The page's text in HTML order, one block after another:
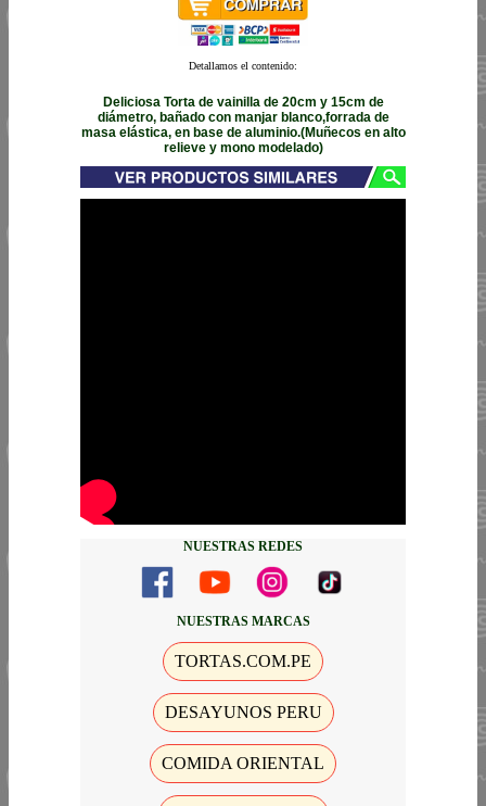
Detallamos el contenido:
Deliciosa Torta de vainilla de 20cm y 15cm de
diámetro, bañado con manjar blanco,forrada de
masa elástica, en base de aluminio.(Muñecos en alto
relieve y mono modelado)
NUESTRAS REDES
NUESTRAS MARCAS
TORTAS.COM.PE
DESAYUNOS PERU
COMIDA ORIENTAL